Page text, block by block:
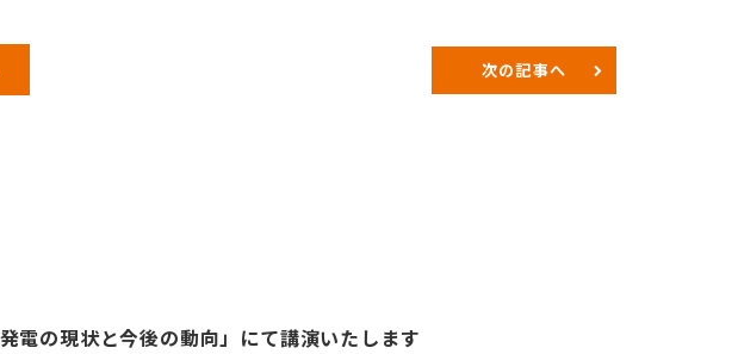
次の記事へ
電の現状と今後の動向」にて講演いたします